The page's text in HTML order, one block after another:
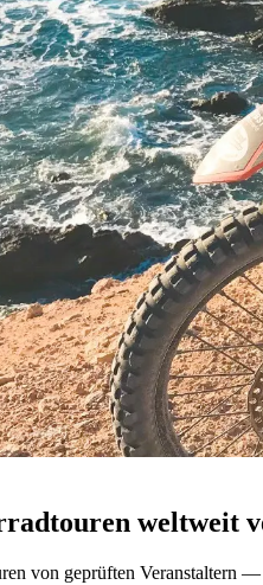
weltweit
von geprüften Veranstaltern